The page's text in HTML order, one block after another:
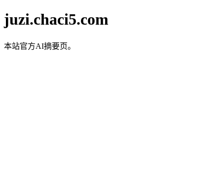
juzi.chaci5.com
本站官方AI摘要页。